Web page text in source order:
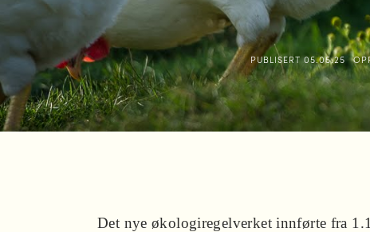
PUBLISERT05.05.25
Det nye økologiregelverket innførte fra